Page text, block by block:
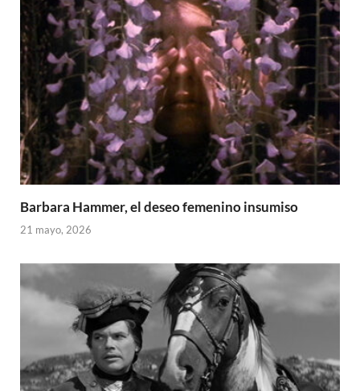
Barbara Hammer, el deseo femenino insumiso
21 mayo, 2026